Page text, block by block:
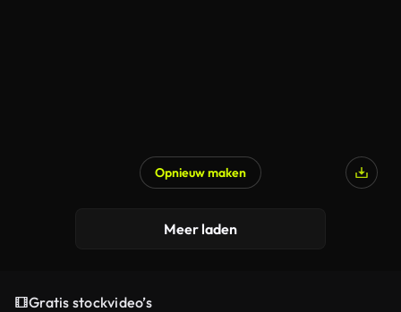
Opnieuw maken
Meer laden
Gratis stockvideo’s